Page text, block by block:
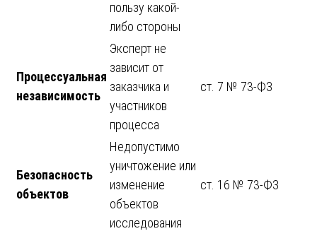
пользу какой-
либо стороны
Процессуальная
независимость
Эксперт не
зависит от
заказчика и
участников
процесса
ст. 7 № 73-ФЗ
Безопасность
объектов
Недопустимо
уничтожение или
изменение
объектов
исследования
ст. 16 № 73-ФЗ